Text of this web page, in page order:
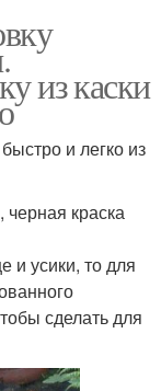
из каски
и легко из
черная краска
и усики, то для
сделать для